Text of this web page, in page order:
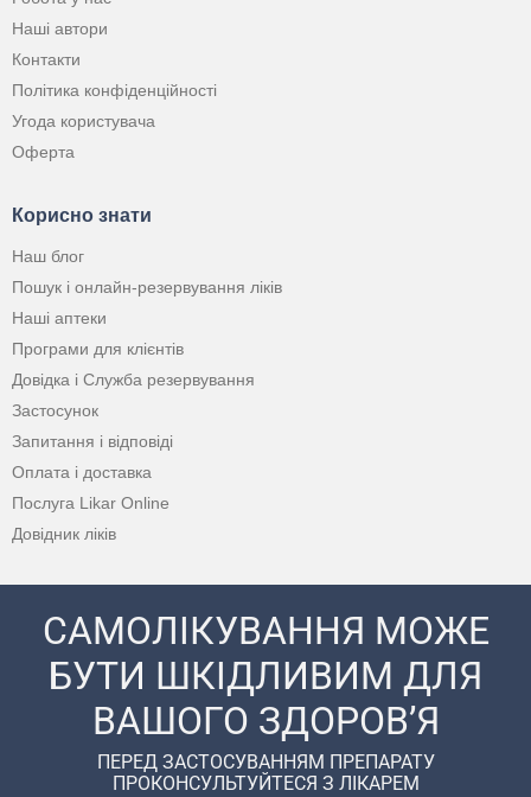
Наші автори
Контакти
Політика конфіденційності
Угода користувача
Оферта
Корисно знати
Наш блог
Пошук і онлайн-резервування ліків
Наші аптеки
Програми для клієнтів
Довідка і Служба резервування
Застосунок
Запитання і відповіді
Оплата і доставка
Послуга Likar Online
Довідник ліків
САМОЛІКУВАННЯ МОЖЕ
БУТИ ШКІДЛИВИМ ДЛЯ
ВАШОГО ЗДОРОВ’Я
ПЕРЕД ЗАСТОСУВАННЯМ ПРЕПАРАТУ
ПРОКОНСУЛЬТУЙТЕСЯ З ЛІКАРЕМ